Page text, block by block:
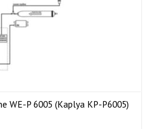
WE-P 6005 (Kaplya KP-P6005)